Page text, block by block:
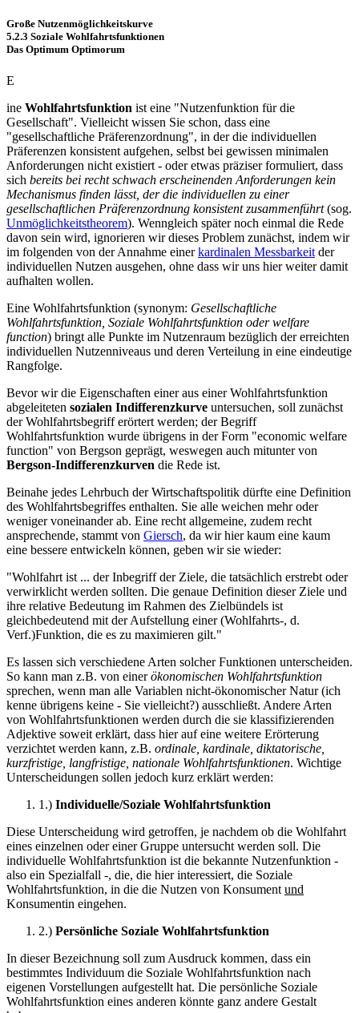
Große Nutzenmöglichkeitskurve
5.2.3 Soziale Wohlfahrtsfunktionen
Das Optimum Optimorum
E
ine Wohlfahrtsfunktion ist eine "Nutzenfunktion für die
Gesellschaft". Vielleicht wissen Sie schon, dass eine
"gesellschaftliche Präferenzordnung", in der die individuellen
Präferenzen konsistent aufgehen, selbst bei gewissen minimalen
Anforderungen nicht existiert - oder etwas präziser formuliert, dass
sich bereits bei recht schwach erscheinenden Anforderungen kein
Mechanismus finden lässt, der die individuellen zu einer
gesellschaftlichen Präferenzordnung konsistent zusammenführt(sog.
Unmöglichkeitstheorem). Wenngleich später noch einmal die Rede
davon sein wird, ignorieren wir dieses Problem zunächst, indem wir
im folgenden von der Annahme einerkardinalen Messbarkeit der
individuellen Nutzen ausgehen, ohne dass wir uns hier weiter damit
aufhalten wollen.
Eine Wohlfahrtsfunktion (synonym: Gesellschaftliche
Wohlfahrtsfunktion, Soziale Wohlfahrtsfunktion oder welfare
function) bringt alle Punkte im Nutzenraum bezüglich der erreichten
individuellen Nutzenniveaus und deren Verteilung in eine eindeutige
Rangfolge.
Bevor wir die Eigenschaften einer aus einer Wohlfahrtsfunktion
abgeleiteten sozialen Indifferenzkurve untersuchen, soll zunächst
der Wohlfahrtsbegriff erörtert werden; der Begriff
Wohlfahrtsfunktion wurde übrigens in der Form "economic welfare
function" von Bergson geprägt, weswegen auch mitunter von
Bergson-Indifferenzkurven die Rede ist.
Beinahe jedes Lehrbuch der Wirtschaftspolitik dürfte eine Definition
des Wohlfahrtsbegriffes enthalten. Sie alle weichen mehr oder
weniger voneinander ab. Eine recht allgemeine, zudem recht
ansprechende, stammt von Giersch, da wir hier kaum eine kaum
eine bessere entwickeln können, geben wir sie wieder:
"Wohlfahrt ist ... der Inbegriff der Ziele, die tatsächlich erstrebt oder
verwirklicht werden sollten. Die genaue Definition dieser Ziele und
ihre relative Bedeutung im Rahmen des Zielbündels ist
gleichbedeutend mit der Aufstellung einer (Wohlfahrts-, d.
Verf.)Funktion, die es zu maximieren gilt."
Es lassen sich verschiedene Arten solcher Funktionen unterscheiden.
So kann man z.B. von einerökonomischen Wohlfahrtsfunktion
sprechen, wenn man alle Variablen nicht-ökonomischer Natur (ich
kenne übrigens keine - Sie vielleicht?) ausschließt. Andere Arten
von Wohlfahrtsfunktionen werden durch die sie klassifizierenden
Adjektive soweit erklärt, dass hier auf eine weitere Erörterung
verzichtet werden kann, z.B. ordinale, kardinale, diktatorische,
kurzfristige, langfristige, nationale Wohlfahrtsfunktionen. Wichtige
Unterscheidungen sollen jedoch kurz erklärt werden:
1.) Individuelle/Soziale Wohlfahrtsfunktion
Diese Unterscheidung wird getroffen, je nachdem ob die Wohlfahrt
eines einzelnen oder einer Gruppe untersucht werden soll. Die
individuelle Wohlfahrtsfunktion ist die bekannte Nutzenfunktion -
also ein Spezialfall -, die, die hier interessiert, die Soziale
Wohlfahrtsfunktion, in die die Nutzen von Konsument und
Konsumentin eingehen.
2.) Persönliche Soziale Wohlfahrtsfunktion
In dieser Bezeichnung soll zum Ausdruck kommen, dass ein
bestimmtes Individuum die Soziale Wohlfahrtsfunktion nach
eigenen Vorstellungen aufgestellt hat. Die persönliche Soziale
Wohlfahrtsfunktion eines anderen könnte ganz andere Gestalt